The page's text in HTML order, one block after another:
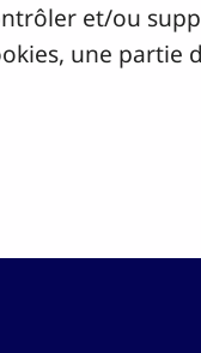
et/ou
une